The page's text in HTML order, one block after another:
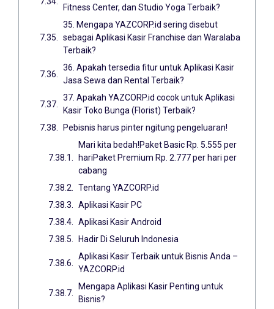
Fitness Center, dan Studio Yoga Terbaik?
35. Mengapa YAZCORP.id sering disebut
sebagai Aplikasi Kasir Franchise dan Waralaba
Terbaik?
36. Apakah tersedia fitur untuk Aplikasi Kasir
Jasa Sewa dan Rental Terbaik?
37. Apakah YAZCORP.id cocok untuk Aplikasi
Kasir Toko Bunga (Florist) Terbaik?
Pebisnis harus pinter ngitung pengeluaran!
Mari kita bedah!Paket Basic Rp. 5.555 per
hariPaket Premium Rp. 2.777 per hari per
cabang
Tentang YAZCORP.id
Aplikasi Kasir PC
Aplikasi Kasir Android
Hadir Di Seluruh Indonesia
Aplikasi Kasir Terbaik untuk Bisnis Anda –
YAZCORP.id
Mengapa Aplikasi Kasir Penting untuk
Bisnis?